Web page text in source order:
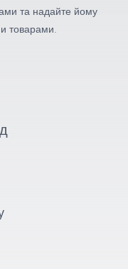
та надайте йому
товарами.